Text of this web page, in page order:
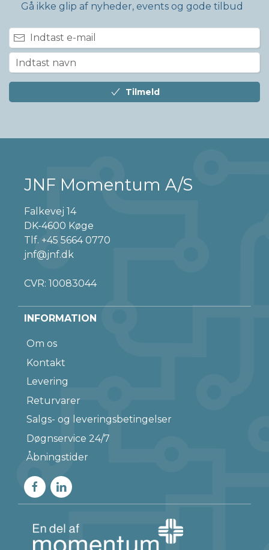
Gå ikke glip af nyheder, events og gode tilbud
Tilmeld
JNF Momentum A/S
Falkevej 14
DK-4600 Køge
Tlf. +45 5664 0770
jnf@jnf.dk
CVR: 10083044
INFORMATION
Om os
Kontakt
Levering
Returvarer
Salgs- og leveringsbetingelser
Døgnservice 24/7
Åbningstider